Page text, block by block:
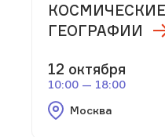
ГЕОГРАФИИ
12 октября
10:00 — 18:00
Москва